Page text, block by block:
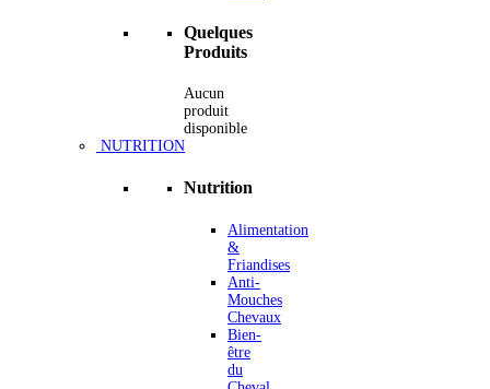
Quelques
Produits
Aucun
produit
disponible
NUTRITION
Nutrition
Alimentation
&
Friandises
Anti-
Mouches
Chevaux
Bien-
être
du